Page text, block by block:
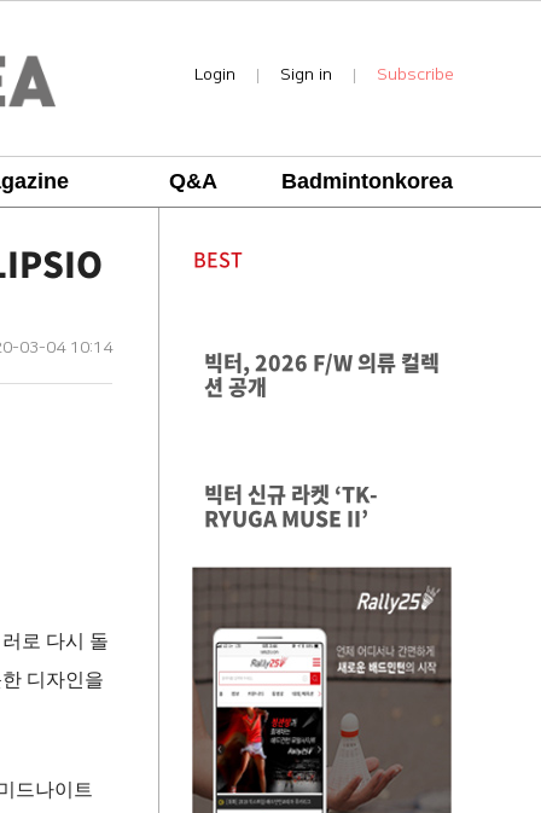
Login Sign in Subscribe
Q&A Badmintonkorea
03-04 10:14
로 다시 돌
디자인을
드나이트
BEST
빅터, 2026 F/W 의류 컬렉
션 공개
빅터 신규 라켓 ‘TK-
RYUGA MUSE II’